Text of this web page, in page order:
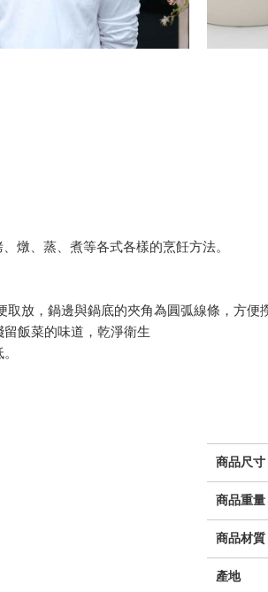
燉、蒸、煮等各式各樣的烹飪方法。
放，鍋邊與鍋底的夾角為圓弧線條，方便
飯菜的味道，乾淨衛生
商品尺寸
商品重量
商品材質
產地